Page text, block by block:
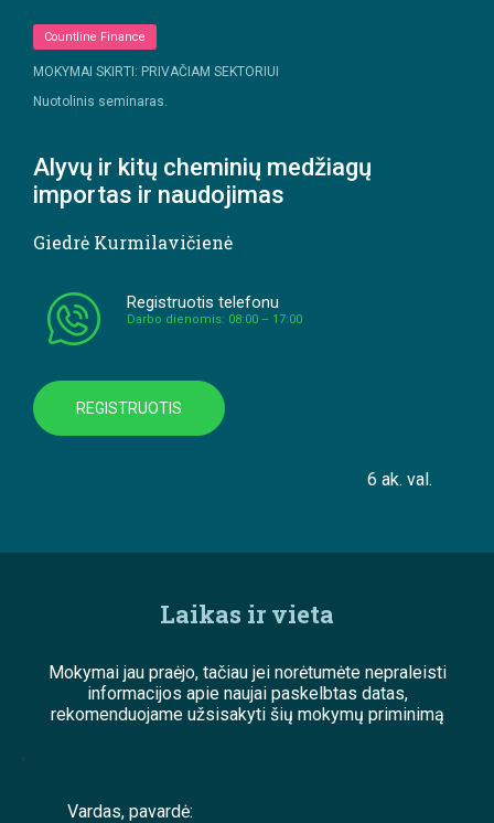
Countline Finance
MOKYMAI SKIRTI: PRIVAČIAM SEKTORIUI
Nuotolinis seminaras.
Alyvų ir kitų cheminių medžiagų
importas ir naudojimas
Giedrė Kurmilavičienė
Registruotis telefonu
Darbo dienomis: 08:00 – 17:00
REGISTRUOTIS
6 ak. val.
Laikas ir vieta
Mokymai jau praėjo, tačiau jei norėtumėte nepraleisti
informacijos apie naujai paskelbtas datas,
rekomenduojame užsisakyti šių mokymų priminimą
;
Vardas, pavardė: